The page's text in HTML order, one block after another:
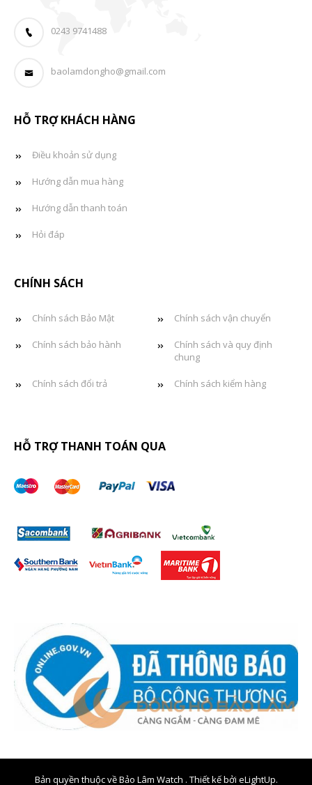
0243 9741488
baolamdongho@gmail.com
HỖ TRỢ KHÁCH HÀNG
Điều khoản sử dụng
Hướng dẫn mua hàng
Hướng dẫn thanh toán
Hỏi đáp
CHÍNH SÁCH
Chính sách Bảo Mật Chính sách vận chuyển
Chính sách bảo hành
Chính sách và quy định
chung
Chính sách đổi trả Chính sách kiểm hàng
HỖ TRỢ THANH TOÁN QUA
Bản quyền thuộc về Bảo Lâm Watch . Thiết kế bởi eLightUp.